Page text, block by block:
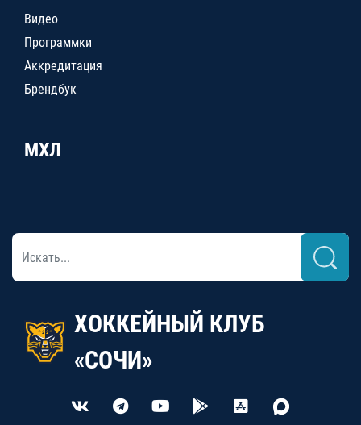
Видео
Программки
Аккредитация
Брендбук
МХЛ
ХОККЕЙНЫЙ КЛУБ
«СОЧИ»